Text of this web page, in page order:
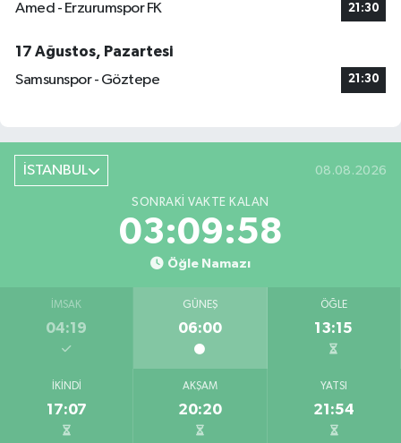
Amed - Erzurumspor FK 21:30
17 Ağustos, Pazartesi
Samsunspor - Göztepe
21:30
İSTANBUL 08.08.2026
SONRAKI VAKTE KALAN
03:09:58
Öğle Namazı
İMSAK
04:19
GÜNEŞ
06:00
ÖĞLE
13:15
İKINDI
17:07
AKŞAM
20:20
YATSI
21:54